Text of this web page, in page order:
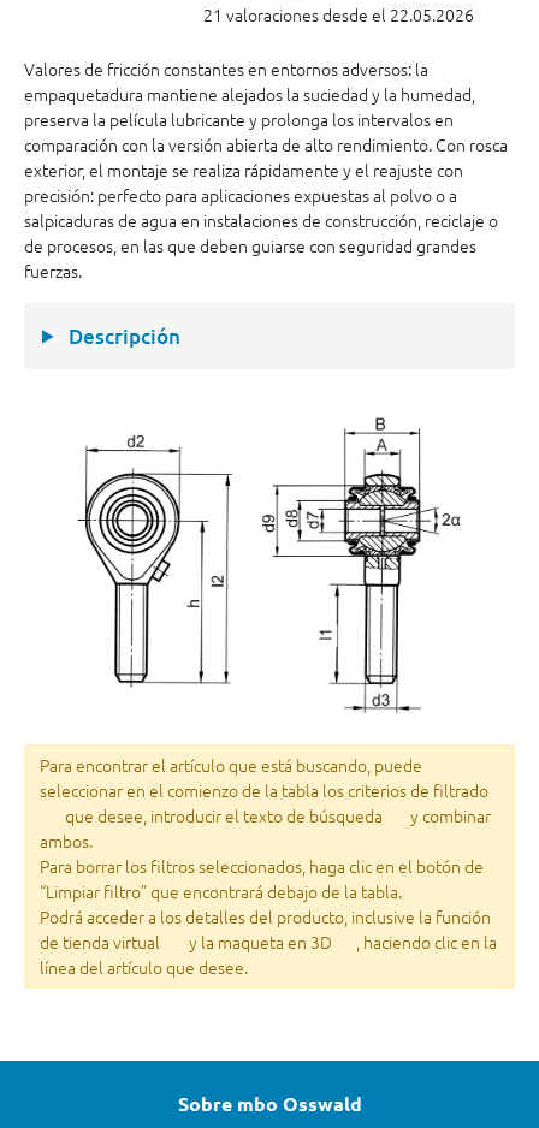
21 valoraciones desde el 22.05.2026
Valores de fricción constantes en entornos adversos: la
empaquetadura mantiene alejados la suciedad y la humedad,
preserva la película lubricante y prolonga los intervalos en
comparación con la versión abierta de alto rendimiento. Con rosca
exterior, el montaje se realiza rápidamente y el reajuste con
precisión: perfecto para aplicaciones expuestas al polvo o a
salpicaduras de agua en instalaciones de construcción, reciclaje o
de procesos, en las que deben guiarse con seguridad grandes
fuerzas.
Descripción
Para encontrar el artículo que está buscando, puede
seleccionar en el comienzo de la tabla los criterios de filtrado
que desee, introducir el texto de búsqueda
y combinar
ambos.
Para borrar los filtros seleccionados, haga clic en el botón de
“Limpiar filtro” que encontrará debajo de la tabla.
Podrá acceder a los detalles del producto, inclusive la función
de tienda virtual
y la maqueta en 3D
, haciendo clic en la
línea del artículo que desee.
Sobre mbo Osswald